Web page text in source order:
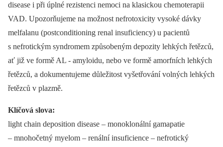
disease i při úplné rezistenci nemoci na klasickou chemoterapii
VAD. Upozorňujeme na možnost nefrotoxicity vysoké dávky
melfalanu (postconditioning renal insuficiency) u pacientů
s nefrotickým syndromem způsobeným depozity lehkých řetězců,
ať již ve formě AL -⁠ amyloidu, nebo ve formě amorfních lehkých
řetězců, a dokumentujeme důležitost vyšetřování volných lehkých
řetězců v plazmě.
Klíčová slova:
light chain deposition disease –⁠ monoklonální gamapatie
–⁠ mnohočetný myelom –⁠ renální insuficience –⁠ nefrotický